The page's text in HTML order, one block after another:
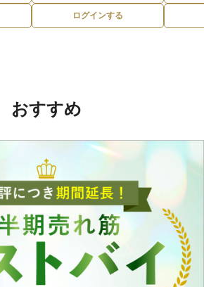
ログインする
おすすめ